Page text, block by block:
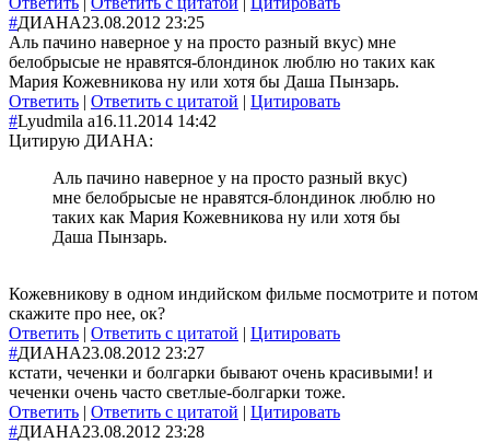
#ДИАНА23.08.2012 23:25
Аль пачино наверное у на просто разный вкус) мне
белобрысые не нравятся-блондинок люблю но таких как
Мария Кожевникова ну или хотя бы Даша Пынзарь.
Ответить | Ответить с цитатой | Цитировать
#Lyudmila а16.11.2014 14:42
Цитирую ДИАНА:
Аль пачино наверное у на просто разный вкус)
мне белобрысые не нравятся-блондинок люблю но
таких как Мария Кожевникова ну или хотя бы
Даша Пынзарь.
Кожевникову в одном индийском фильме посмотрите и потом
скажите про нее, ок?
Ответить | Ответить с цитатой | Цитировать
#ДИАНА23.08.2012 23:27
кстати, чеченки и болгарки бывают очень красивыми! и
чеченки очень часто светлые-болгарки тоже.
Ответить | Ответить с цитатой | Цитировать
#ДИАНА23.08.2012 23:28